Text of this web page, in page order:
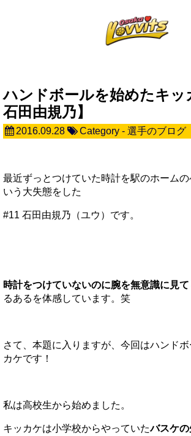
ハンドボールを始めたキッ
石田由規乃】
2016.09.28 Category - 選手のブログ
最近ずっとつけていた時計を駅のホーム
いう大失態をした
#11 石田由規乃（ユウ）です。
時計をつけていないのに腕を無意識に見て
るあるを体感しています。笑
さて、本題に入りますが、今回はハンド
カケです！
私は高校生から始めました。
キッカケは小学校からやっていたバスケ